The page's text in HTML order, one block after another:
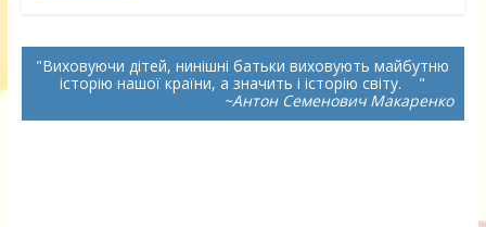
Виховуючи дітей, нинішні батьки виховують майбутню
історію нашої країни, а значить і історію світу.
~Антон Семенович Макаренко